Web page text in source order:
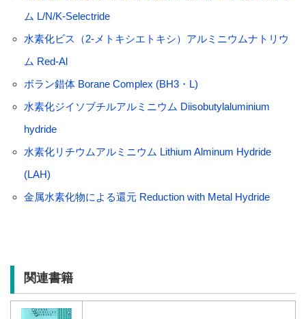
ム L/N/K-Selectride
水素化ビス（2-メトキシエトキシ）アルミニウムナトリウ
ム Red-Al
ボラン錯体 Borane Complex (BH3・L)
水素化ジイソブチルアルミニウム Diisobutylaluminium
hydride
水素化リチウムアルミニウム Lithium Alminum Hydride
(LAH)
金属水素化物による還元 Reduction with Metal Hydride
関連書籍